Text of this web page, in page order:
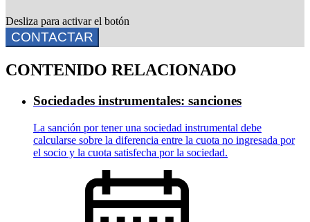
Desliza para activar el botón
CONTACTAR
CONTENIDO RELACIONADO
Sociedades instrumentales: sanciones
La sanción por tener una sociedad instrumental debe
calcularse sobre la diferencia entre la cuota no ingresada por
el socio y la cuota satisfecha por la sociedad.